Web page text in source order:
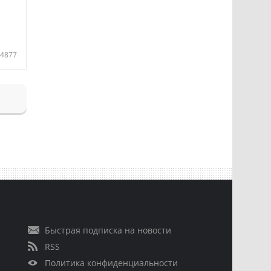
4877
Быстрая подписка на новости
RSS
Политика конфиденциальности